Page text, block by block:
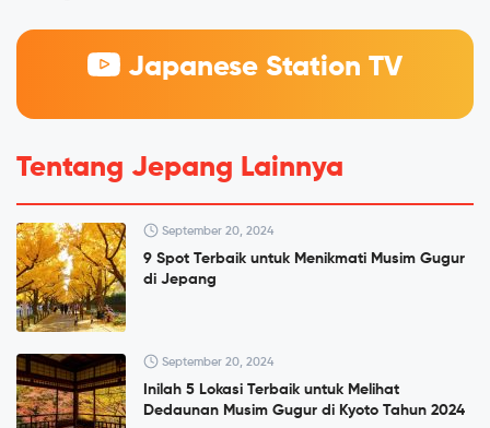
Japanese Station TV
Tentang Jepang Lainnya
September 20, 2024
9 Spot Terbaik untuk Menikmati Musim Gugur
di Jepang
September 20, 2024
Inilah 5 Lokasi Terbaik untuk Melihat
Dedaunan Musim Gugur di Kyoto Tahun 2024